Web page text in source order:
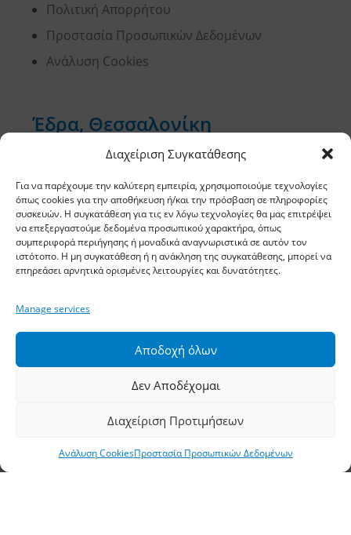
Διαχείριση Συγκατάθεσης
Για να παρέχουμε την καλύτερη εμπειρία, χρησιμοποιούμε τεχνολογίες
όπως cookies για την αποθήκευση ή/και την πρόσβαση σε πληροφορίες
συσκευών. Η συγκατάθεση για τις εν λόγω τεχνολογίες θα μας επιτρέψει
να επεξεργαστούμε δεδομένα προσωπικού χαρακτήρα, όπως
συμπεριφορά περιήγησης ή μοναδικά αναγνωριστικά σε αυτόν τον
ιστότοπο. Η μη συγκατάθεση ή η ανάκληση της συγκατάθεσης, μπορεί να
επηρεάσει αρνητικά ορισμένες λειτουργίες και δυνατότητες.
Manage services
Αποδοχή όλων
Δεν Αποδέχομαι
Διαχείριση Προτιμήσεων
Ανάλυση CookiesΠροστασία Προσωπικών Δεδομένων
Πολιτική Απορρήτου
Προστασία Προσωπικών Δεδομένων
Ανάλυση Cookies
Έδρα, Θεσσαλονίκη
Διεύθυνση: 11,5 χλμ Ε.Ο. Θεσσαλονίκης –
Αθηνών, Σίνδος, ΤΚ 57400, ΤΘ 1251
Τηλέφωνο:2310 778822–23
Φαξ: 2310 778824
Υποκατάστημα, Αθήνα
Διεύθυνση: Σταδίου 60, Αθήνα, ΤΚ 10564